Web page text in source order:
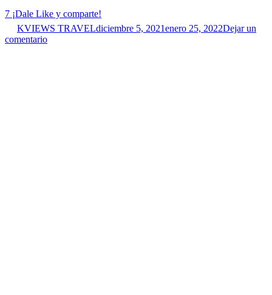
7 ¡Dale Like y comparte!
KVIEWS TRAVELdiciembre 5, 2021enero 25, 2022Dejar un
comentario